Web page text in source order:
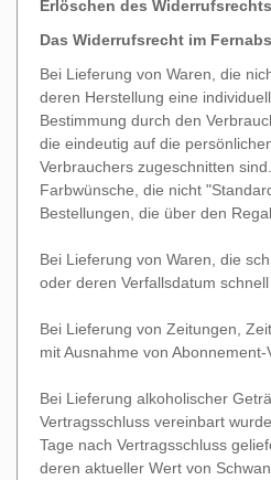
Erlöschen des
Das Widerrufsrecht im
Bei Lieferung von Waren, die
deren Herstellung eine
Bestimmung durch den
die eindeutig auf die
Verbrauchers zugeschnitten
Farbwünsche, die nicht
Bestellungen, die über den
Bei Lieferung von Waren, die
oder deren Verfallsdatum
Bei Lieferung von Zeitungen,
mit Ausnahme von Abonnement-
Bei Lieferung alkoholischer
Vertragsschluss vereinbart
Tage nach Vertragsschluss
deren aktueller Wert von